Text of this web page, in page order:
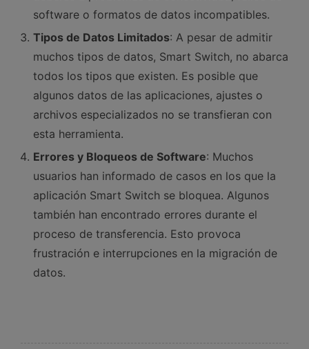
software o formatos de datos incompatibles.󠀲󠀡󠀤󠀥󠀠󠀤󠀡󠀩󠀣
Tipos de Datos Limitados: A pesar de admitir
muchos tipos de datos, Smart Switch, no abarca
todos los tipos que existen.󠀲󠀡󠀤󠀥󠀠󠀤󠀡󠀩󠀤󠀳󠀰 Es posible que
algunos datos de las aplicaciones, ajustes o
archivos especializados no se transfieran con
esta herramienta.󠀲󠀡󠀤󠀥󠀠󠀤󠀡󠀩󠀥󠀳
Errores y Bloqueos de Software: Muchos
usuarios han informado de casos en los que la
aplicación Smart Switch se bloquea.󠀲󠀡󠀤󠀥󠀠󠀤󠀡󠀩󠀦󠀳󠀰 Algunos
también han encontrado errores durante el
proceso de transferencia.󠀲󠀡󠀤󠀥󠀠󠀤󠀡󠀩󠀧󠀳󠀰 Esto provoca
frustración e interrupciones en la migración de
datos.